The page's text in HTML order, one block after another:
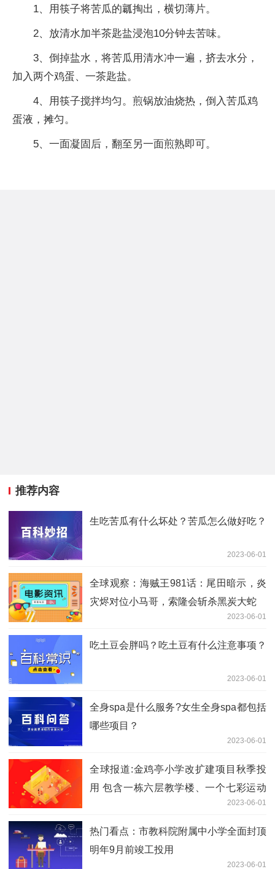
1、用筷子将苦瓜的瓤掏出，横切薄片。
2、放清水加半茶匙盐浸泡10分钟去苦味。
3、倒掉盐水，将苦瓜用清水冲一遍，挤去水分，
加入两个鸡蛋、一茶匙盐。
4、用筷子搅拌均匀。煎锅放油烧热，倒入苦瓜鸡
蛋液，摊匀。
5、一面凝固后，翻至另一面煎熟即可。
推荐内容
生吃苦瓜有什么坏处？苦瓜怎么做好吃？
2023-06-01
全球观察：海贼王981话：尾田暗示，炎
灾烬对位小马哥，索隆会斩杀黑炭大蛇
2023-06-01
吃土豆会胖吗？吃土豆有什么注意事项？
2023-06-01
全身spa是什么服务?女生全身spa都包括
哪些项目？
2023-06-01
全球报道:金鸡亭小学改扩建项目秋季投
用 包含一栋六层教学楼、一个七彩运动
2023-06-01
热门看点：市教科院附属中小学全面封顶
明年9月前竣工投用
2023-06-01